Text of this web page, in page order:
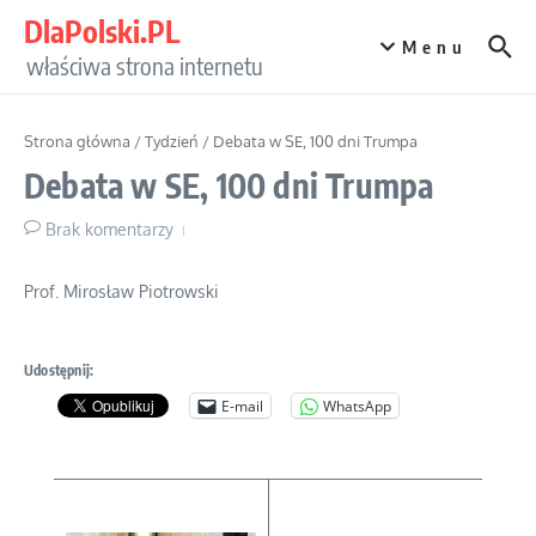
DlaPolski.PL
właściwa strona internetu
Menu
Strona główna /Tydzień / Debata w SE, 100 dni Trumpa
Debata w SE, 100 dni Trumpa
Brak komentarzy
Prof. Mirosław Piotrowski
Udostępnij:
E-mail WhatsApp